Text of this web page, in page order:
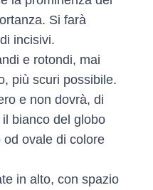
Si farà
incisivi.
e rotondi, mai
più scuri possibile.
e non dovrà, di
bianco del globo
ovale di colore
in alto, con spazio